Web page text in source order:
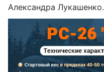
Александра Лукашенко.